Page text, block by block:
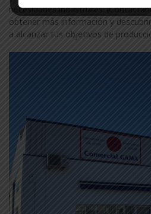
necesidades industriales.
obtener más información y
a alcanzar tus objetivos de